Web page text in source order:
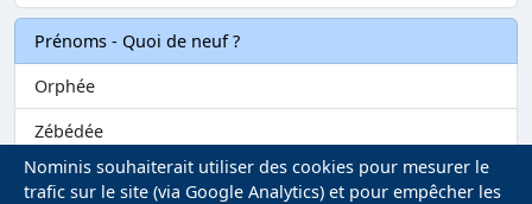
Prénoms - Quoi de neuf ?
Orphée
Zébédée
Melvil
Nominis souhaiterait utiliser des cookies pour mesurer le
trafic sur le site (via Google Analytics) et pour empêcher les